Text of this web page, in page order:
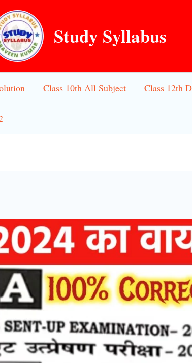
Study Syllabus
Class 10th All Subject Class 12th